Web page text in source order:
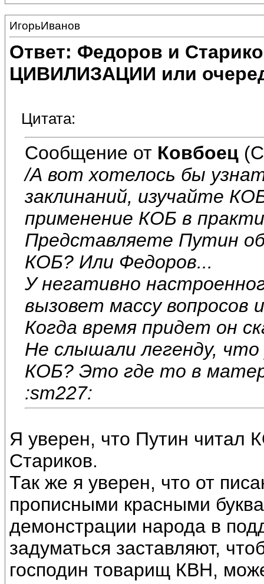
ИгорьИванов
Ответ: Федоров и
ЦИВИЛИЗАЦИИ или
Цитата:
Сообщение от Ковбоец
/А вот хотелось бы
заклинаний, изучайте
применение КОБ в
Представляете Путин
КОБ? Или Федоров...
У негативно
вызовет массу
Когда время придет он
Не слышали легенду,
КОБ? Это где то в
:sm227:
Я уверен, что Путин читал
Стариков.
Так же я уверен, что от
прописными красными
демонстрации народа в
задуматься заставляют,
господин товарищ КВН,